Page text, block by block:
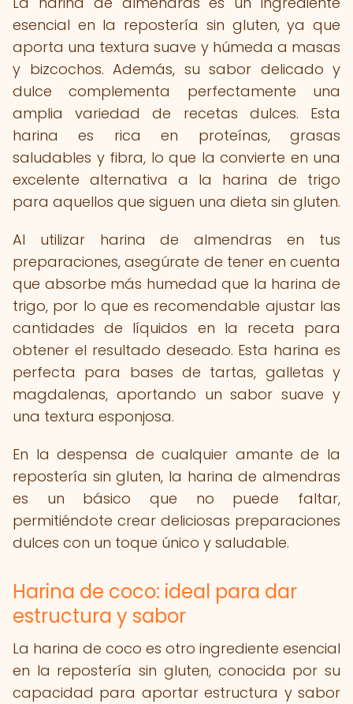
esencial en la repostería sin gluten, ya que
aporta una textura suave y húmeda a masas
y bizcochos. Además, su sabor delicado y
dulce complementa perfectamente una
amplia variedad de recetas dulces. Esta
harina es rica en proteínas, grasas
saludables y fibra, lo que la convierte en una
excelente alternativa a la harina de trigo
para aquellos que siguen una dieta sin gluten.
Al utilizar harina de almendras en tus
preparaciones, asegúrate de tener en cuenta
que absorbe más humedad que la harina de
trigo, por lo que es recomendable ajustar las
cantidades de líquidos en la receta para
obtener el resultado deseado. Esta harina es
perfecta para bases de tartas, galletas y
magdalenas, aportando un sabor suave y
una textura esponjosa.
En la despensa de cualquier amante de la
repostería sin gluten, la harina de almendras
es un básico que no puede faltar,
permitiéndote crear deliciosas preparaciones
dulces con un toque único y saludable.
Harina de coco: ideal para dar
estructura y sabor
La harina de coco es otro ingrediente esencial
en la repostería sin gluten, conocida por su
capacidad para aportar estructura y sabor